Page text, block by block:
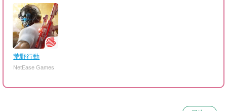
荒野行動
NetEase Games